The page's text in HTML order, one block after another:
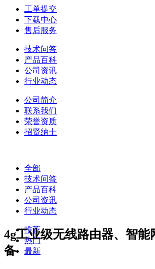
工单提交
下载中心
售后服务
技术问答
产品百科
公司资讯
行业动态
公司简介
联系我们
荣誉资质
招贤纳士
全部
技术问答
产品百科
公司资讯
行业动态
推荐
热门
最新
4g工业级无线路由器、智能
备